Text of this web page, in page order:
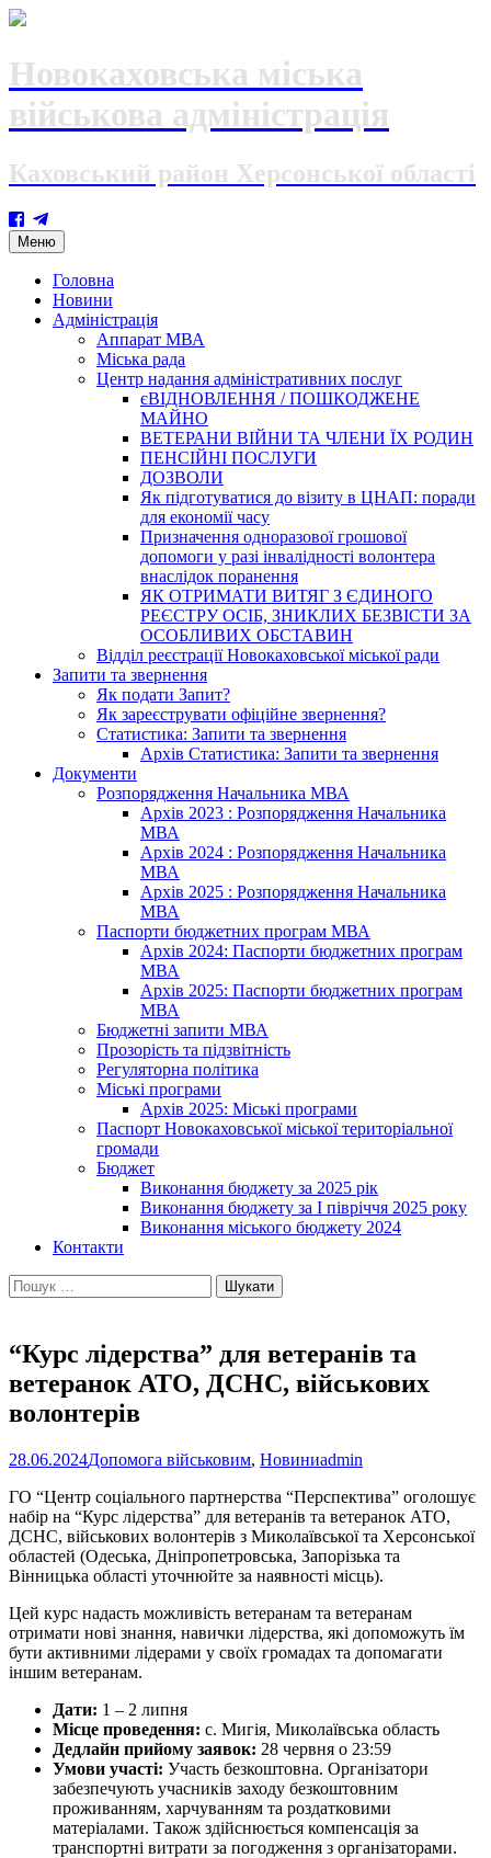
Новокаховська міська
військова адміністрація
Каховський район Херсонської області
Меню Skip
to
content
Головна
Новини
Адміністрація
Аппарат МВА
Міська рада
Центр надання адміністративних послуг
єВІДНОВЛЕННЯ / ПОШКОДЖЕНЕ
МАЙНО
ВЕТЕРАНИ ВІЙНИ ТА ЧЛЕНИ ЇХ РОДИН
ПЕНСІЙНІ ПОСЛУГИ
ДОЗВОЛИ
Як підготуватися до візиту в ЦНАП: поради
для економії часу
Призначення одноразової грошової
допомоги у разі інвалідності волонтера
внаслідок поранення
ЯК ОТРИМАТИ ВИТЯГ З ЄДИНОГО
РЕЄСТРУ ОСІБ, ЗНИКЛИХ БЕЗВІСТИ ЗА
ОСОБЛИВИХ ОБСТАВИН
Відділ реєстрації Новокаховської міської ради
Запити та звернення
Як подати Запит?
Як зареєструвати офіційне звернення?
Статистика: Запити та звернення
Архів Статистика: Запити та звернення
Документи
Розпорядження Начальника МВА
Архів 2023 : Розпорядження Начальника
МВА
Архів 2024 : Розпорядження Начальника
МВА
Архів 2025 : Розпорядження Начальника
МВА
Паспорти бюджетних програм МВА
Архів 2024: Паспорти бюджетних програм
МВА
Архів 2025: Паспорти бюджетних програм
МВА
Бюджетні запити МВА
Прозорість та підзвітність
Регуляторна політика
Міські програми
Архів 2025: Міські програми
Паспорт Новокаховської міської територіальної
громади
Бюджет
Виконання бюджету за 2025 рік
Виконання бюджету за І півріччя 2025 року
Виконання міського бюджету 2024
Контакти
Пошук:
“Курс лідерства” для ветеранів та
ветеранок АТО, ДСНС, військових
волонтерів
28.06.2024Допомога військовим, Новиниadmin
ГО “Центр соціального партнерства “Перспектива” оголошує
набір на “Курс лідерства” для ветеранів та ветеранок АТО,
ДСНС, військових волонтерів з Миколаївської та Херсонської
областей (Одеська, Дніпропетровська, Запорізька та
Вінницька області уточнюйте за наявності місць).
Цей курс надасть можливість ветеранам та ветеранам
отримати нові знання, навички лідерства, які допоможуть їм
бути активними лідерами у своїх громадах та допомагати
іншим ветеранам.
Дати: 1 – 2 липня
Місце проведення: с. Мигія, Миколаївська область
Дедлайн прийому заявок: 28 червня о 23:59
Умови участі: Участь безкоштовна. Організатори
забезпечують учасників заходу безкоштовним
проживанням, харчуванням та роздатковими
матеріалами. Також здійснюється компенсація за
транспортні витрати за погодження з організаторами.